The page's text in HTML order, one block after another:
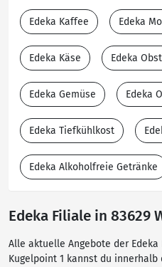
Edeka Kaffee Edeka
Edeka Käse Edeka
Edeka Gemüse Edeka
Edeka Tiefkühlkost
Edeka Alkoholfreie Getränke
Edeka Filiale in 83629
Alle aktuelle Angebote der Edeka
Kugelpoint 1 kannst du